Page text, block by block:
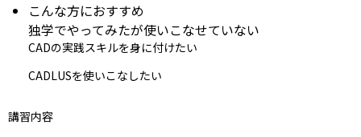
こんな方におすすめ
独学でやってみたが使いこなせていない
CADの実践スキルを身に付けたい
CADLUSを使いこなしたい
講習内容